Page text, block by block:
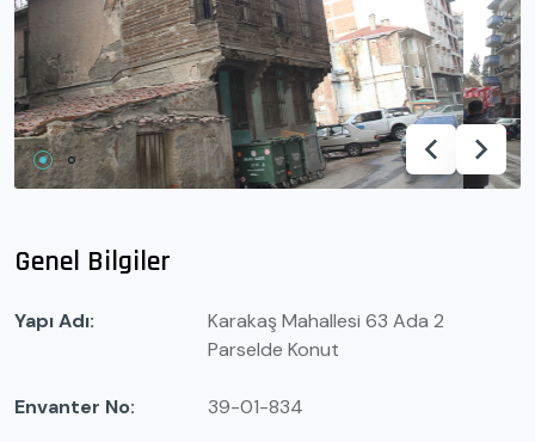
Genel Bilgiler
Yapı Adı
Karakaş Mahallesi 63 Ada 2
Parselde Konut
Envanter No 39-01-834